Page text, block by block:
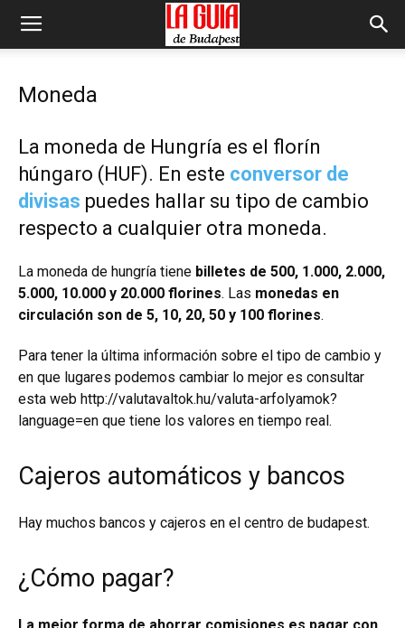
Moneda
La moneda de Hungría es el florín
húngaro (HUF). En este conversor de
divisas puedes hallar su tipo de cambio
respecto a cualquier otra moneda.
La moneda de hungría tiene billetes de 500, 1.000, 2.000,
5.000, 10.000 y 20.000 florines. Las monedas en
circulación son de 5, 10, 20, 50 y 100 florines.
Para tener la última información sobre el tipo de cambio y
en que lugares podemos cambiar lo mejor es consultar
esta web http://valutavaltok.hu/valuta-arfolyamok?
language=en que tiene los valores en tiempo real.
Cajeros automáticos y bancos
Hay muchos bancos y cajeros en el centro de budapest.
¿Cómo pagar?